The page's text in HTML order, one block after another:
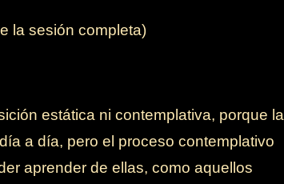
la sesión completa)
estática ni contemplativa, porque la
a día, pero el proceso contemplativo
aprender de ellas, como aquellos